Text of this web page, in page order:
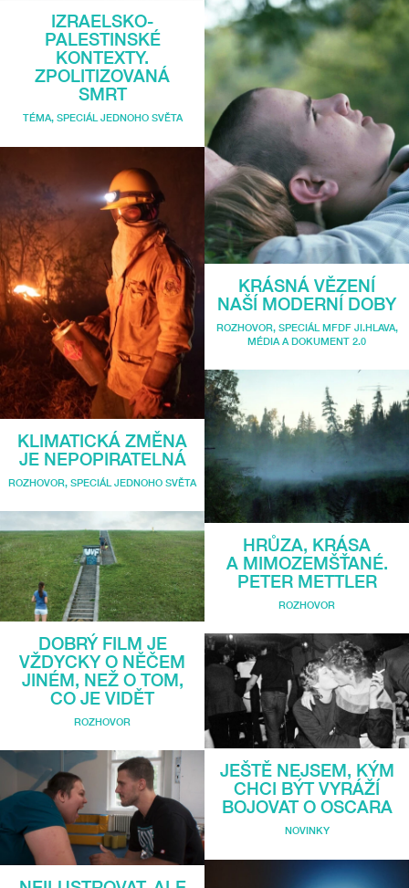
IZRAELSKO-
PALESTINSKÉ
KONTEXTY.
ZPOLITIZOVANÁ
SMRT
TÉMA, SPECIÁL JEDNOHO SVĚTA
KLIMATICKÁ ZMĚNA
JE NEPOPIRATELNÁ
ROZHOVOR, SPECIÁL JEDNOHO SVĚTA
DOBRÝ FILM JE
VŽDYCKY O NĚČEM
JINÉM, NEŽ O TOM,
CO JE VIDĚT
ROZHOVOR
KRÁSNÁ VĚZENÍ
NAŠÍ MODERNÍ DOBY
ROZHOVOR, SPECIÁL MFDF JI.HLAVA,
MÉDIA A DOKUMENT 2.0
HRŮZA, KRÁSA
A MIMOZEMŠŤANÉ.
PETER METTLER
ROZHOVOR
JEŠTĚ NEJSEM, KÝM
CHCI BÝT VYRÁŽÍ
BOJOVAT O OSCARA
NOVINKY